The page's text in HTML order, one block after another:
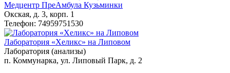
Медцентр ПреАмбула Кузьминки
Окская, д. 3, корп. 1
Телефон: 74959751530
Лаборатория «Хеликс» на Липовом
Лаборатория (анализы)
п. Коммунарка, ул. Липовый Парк, д. 2